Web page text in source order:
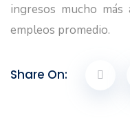
ingresos mucho
empleos promedio.
Share On: